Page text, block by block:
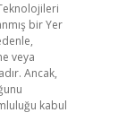
bir Yer
veya
Ancak,
kabul